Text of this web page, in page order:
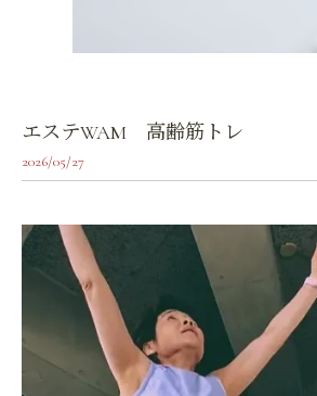
エステWAM 高齢筋トレ
2026/05/27